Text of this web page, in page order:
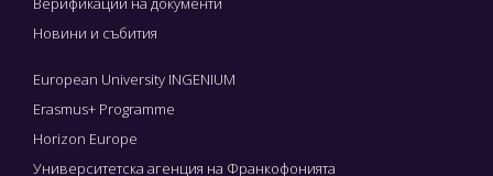
Новини и събития
European University INGENIUM
Erasmus+ Programme
Horizon Europe
Университетска агенция на Франкофонията